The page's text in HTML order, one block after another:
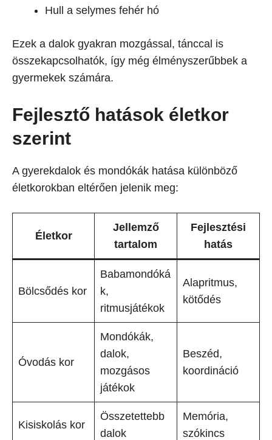
Hull a selymes fehér hó
Ezek a dalok gyakran mozgással, tánccal is
összekapcsolhatók, így még élményszerűbbek a
gyermekek számára.
Fejlesztő hatások életkor
szerint
A gyerekdalok és mondókák hatása különböző
életkorokban eltérően jelenik meg:
Életkor
Jellemző
tartalom
Fejlesztési
hatás
Bölcsődés kor
Babamondóká
k,
ritmusjátékok
Alapritmus,
kötődés
Óvodás kor
Mondókák,
dalok,
mozgásos
játékok
Beszéd,
koordináció
Kisiskolás kor
Összetettebb
dalok
Memória,
szókincs